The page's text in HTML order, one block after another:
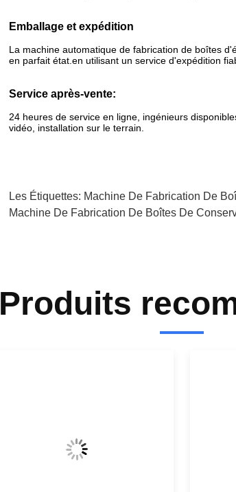
Emballage et expédition
La machine automatique de fabrication de boîtes
en parfait état.en utilisant un service d'expédition
Service après-vente:
24 heures de service en ligne, ingénieurs
vidéo, installation sur le terrain.
Les Étiquettes: Machine De Fabrication De
Machine De Fabrication De Boîtes De
Produits